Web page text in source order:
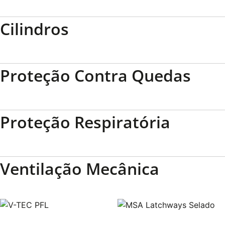
Cilindros
Proteção Contra Quedas
Proteção Respiratória
Ventilação Mecânica